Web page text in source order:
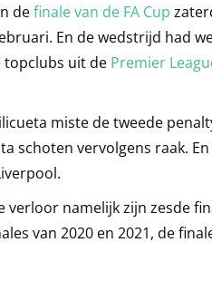
definale van de FA Cup
En de wedstrijd had
topclubs uit de Premier
miste de tweede
schoten vervolgens raak.
verloor namelijk zijn zesde
van 2020 en 2021, de